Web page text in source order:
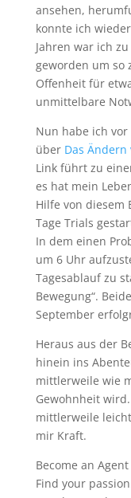
ansehen,
konnte ich
Jahren war ich
geworden um so
Offenheit für
unmittelbare
Nun habe ich
über Das
Link führt zu
es hat mein
Hilfe von diesem
Tage Trials
In dem einen
um 6 Uhr
Tagesablauf zu
Bewegung“.
September
Heraus aus der
hinein ins
mittlerweile wie
Gewohnheit
mittlerweile
mir Kraft.
Become an
Find your